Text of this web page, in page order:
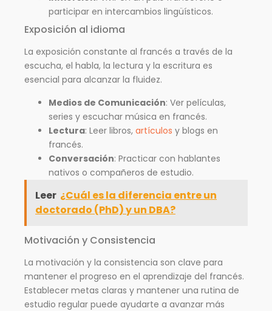
participar en intercambios lingüísticos.
Exposición al idioma
La exposición constante al francés a través de la
escucha, el habla, la lectura y la escritura es
esencial para alcanzar la fluidez.
Medios de Comunicación: Ver películas,
series y escuchar música en francés.
Lectura: Leer libros, artículos y blogs en
francés.
Conversación: Practicar con hablantes
nativos o compañeros de estudio.
Leer ¿Cuál es la diferencia entre un
doctorado (PhD) y un DBA?
Motivación y Consistencia
La motivación y la consistencia son clave para
mantener el progreso en el aprendizaje del francés.
Establecer metas claras y mantener una rutina de
estudio regular puede ayudarte a avanzar más